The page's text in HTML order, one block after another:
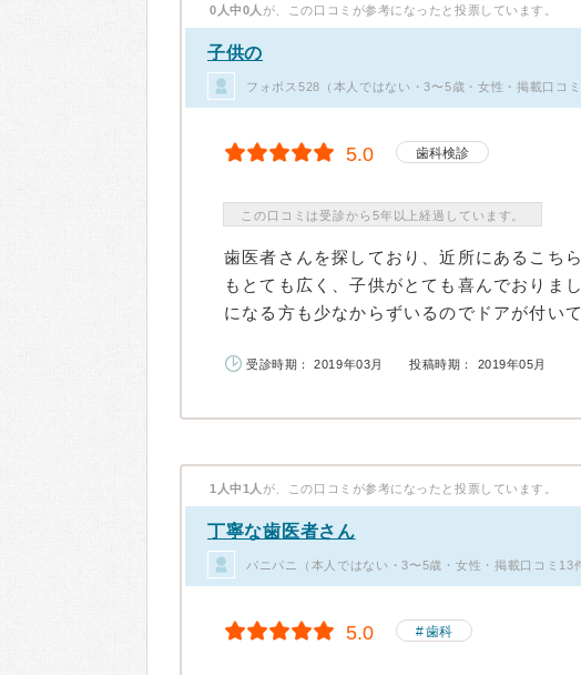
0人中0人 が、この口コミが参考になったと投票しています。
子供の
フォボス528（本人ではない・3〜5歳・女性・掲載口コミ
5.0 歯科検診
この口コミは受診から5年以上経過しています。
歯医者さんを探しており、近所にあるこち
もとても広く、子供がとても喜んでおりま
になる方も少なからずいるのでドアが付い
受診時期： 2019年03月 投稿時期： 2019年05月
1人中1人 が、この口コミが参考になったと投票しています。
丁寧な歯医者さん
パニパニ（本人ではない・3〜5歳・女性・掲載口コミ13
5.0 歯科